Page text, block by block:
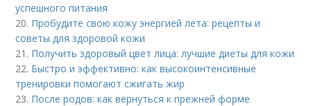
успешного питания
20. Пробудите свою кожу энергией лета: рецепты и
советы для здоровой кожи
21. Получить здоровый цвет лица: лучшие диеты для кожи
22. Быстро и эффективно: как высокоинтенсивные
тренировки помогают сжигать жир
23. После родов: как вернуться к прежней форме